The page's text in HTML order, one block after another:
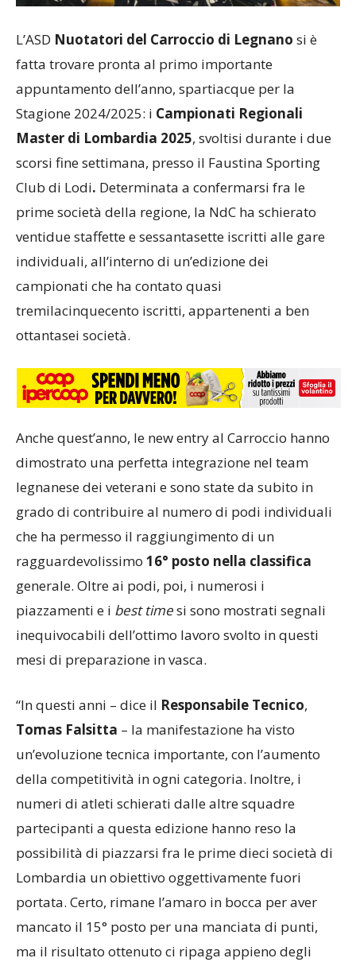
L’ASD Nuotatori del Carroccio di Legnano si è
fatta trovare pronta al primo importante
appuntamento dell’anno, spartiacque per la
Stagione 2024/2025: i Campionati Regionali
Master di Lombardia 2025, svoltisi durante i due
scorsi fine settimana, presso il Faustina Sporting
Club di Lodi. Determinata a confermarsi fra le
prime società della regione, la NdC ha schierato
ventidue staffette e sessantasette iscritti alle gare
individuali, all’interno di un’edizione dei
campionati che ha contato quasi
tremilacinquecento iscritti, appartenenti a ben
ottantasei società.
Anche quest’anno, le new entry al Carroccio hanno
dimostrato una perfetta integrazione nel team
legnanese dei veterani e sono state da subito in
grado di contribuire al numero di podi individuali
che ha permesso il raggiungimento di un
ragguardevolissimo 16° posto nella classifica
generale. Oltre ai podi, poi, i numerosi i
piazzamenti e i best timesi sono mostrati segnali
inequivocabili dell’ottimo lavoro svolto in questi
mesi di preparazione in vasca.
“In questi anni – dice il Responsabile Tecnico,
Tomas Falsitta – la manifestazione ha visto
un’evoluzione tecnica importante, con l’aumento
della competitività in ogni categoria. Inoltre, i
numeri di atleti schierati dalle altre squadre
partecipanti a questa edizione hanno reso la
possibilità di piazzarsi fra le prime dieci società di
Lombardia un obiettivo oggettivamente fuori
portata. Certo, rimane l’amaro in bocca per aver
mancato il 15° posto per una manciata di punti,
ma il risultato ottenuto ci ripaga appieno degli